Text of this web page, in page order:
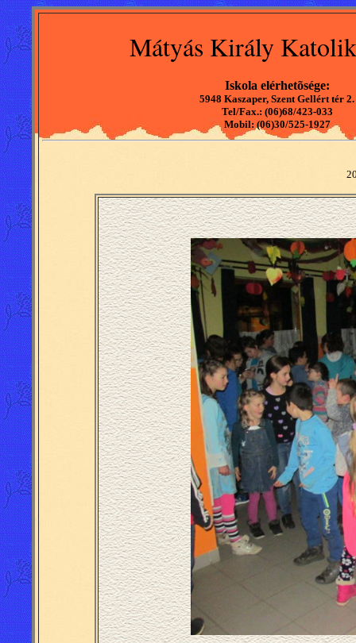
Mátyás Király
Iskola elérhetõsége:
5948 Kaszaper, Szent Gellért tér 2.
Tel/Fax.: (06)68/423-033
Mobil: (06)30/525-1927